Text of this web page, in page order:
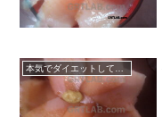
本気でダイエットしてみる60日間！